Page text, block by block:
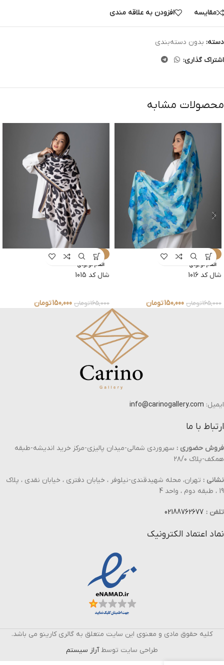
مقایسه
افزودن به علاقه مندی
دسته: بدون دسته‌بندی
اشتراک گذاری:
محصولات مشابه
-9%
اتمام موجودی
شال کد 1016
165,000تومان 150,000تومان
-9%
اتمام موجودی
شال کد 1015
165,000تومان 150,000تومان
ایمیل: info@carinogallery.com
ارتباط با ما
فروش حضوری : سهروردی شمالی-میدان پالیزی-مرکز خرید اندیشه-طبقه
همکف-پلاک ۲۸/۰
نشانی : تهران، محله شهیدقندی-نیلوفر ، خیابان دفتری ، خیابان نقدی ، پلاک
19 ، طبقه دوم ، واحد 4
تلفن : 02188762677
نماد اعتماد الکترونیک
کلیه حقوق مادی و معنوی این سایت متعلق به گالری کارینو می باشد.
طراحی سایت توسطآراز سیستم